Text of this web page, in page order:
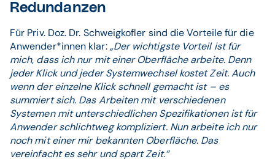
Redundanzen
Für Priv. Doz. Dr. Schweigkofler sind die Vorteile für die
Anwender*innen klar:„Der wichtigste Vorteil ist für
mich, dass ich nur mit einer Oberfläche arbeite. Denn
jeder Klick und jeder Systemwechsel kostet Zeit. Auch
wenn der einzelne Klick schnell gemacht ist – es
summiert sich. Das Arbeiten mit verschiedenen
Systemen mit unterschiedlichen Spezifikationen ist für
Anwender schlichtweg kompliziert. Nun arbeite ich nur
noch mit einer mir bekannten Oberfläche. Das
vereinfacht es sehr und spart Zeit.“